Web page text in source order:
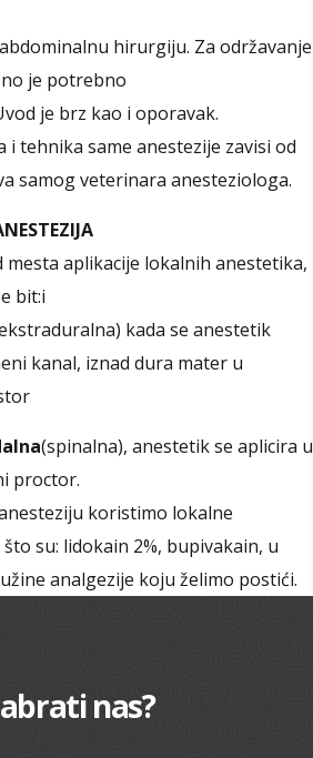
hirurgiju. Za održavanje
je potrebno
je brz kao i oporavak.
i tehnika same anestezije zavisi od
samog veterinara anesteziologa.
mesta aplikacije lokalnih anestetika,
bit:i
kada se anestetik
kanal, iznad dura mater u
(spinalna), anestetik se aplicira u
proctor.
koristimo lokalne
su: lidokain 2%, bupivakain, u
analgezije koju želimo postići.
nas?